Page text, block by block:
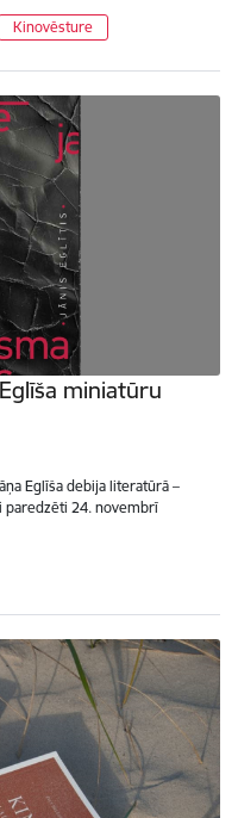
Kinovēsture
miniatūru
Eglīša debija literatūrā –
paredzēti 24. novembrī